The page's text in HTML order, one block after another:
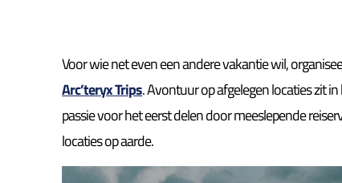
Voor wie net even een andere vakantie wil,
Arc’teryx Trips. Avontuur op afgelegen locaties zit
passie voor het eerst delen door meeslepende
locaties op aarde.